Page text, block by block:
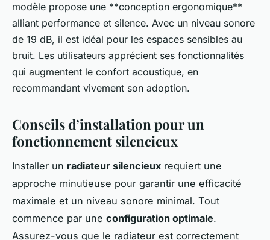
modèle propose une **conception ergonomique**
alliant performance et silence. Avec un niveau sonore
de 19 dB, il est idéal pour les espaces sensibles au
bruit. Les utilisateurs apprécient ses fonctionnalités
qui augmentent le confort acoustique, en
recommandant vivement son adoption.
Conseils d’installation pour un
fonctionnement silencieux
Installer un radiateur silencieux requiert une
approche minutieuse pour garantir une efficacité
maximale et un niveau sonore minimal. Tout
commence par une configuration optimale.
Assurez-vous que le radiateur est correctement